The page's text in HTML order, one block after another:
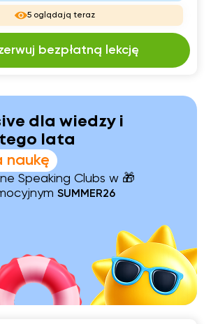
5 oglądają teraz
bezpłatną lekcję
dla wiedzy i
lata
naukę
Speaking Clubs w 🎁
SUMMER26